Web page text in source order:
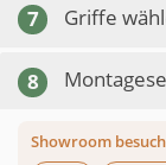
7 Griffe
8
Showroom